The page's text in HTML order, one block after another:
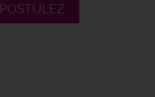
POSTULEZ